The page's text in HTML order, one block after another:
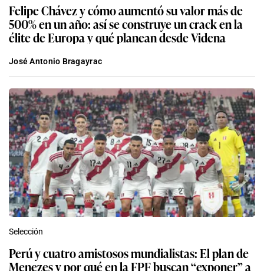
Felipe Chávez y cómo aumentó su valor más de
500% en un año: así se construye un crack en la
élite de Europa y qué planean desde Videna
José Antonio Bragayrac
Selección
Perú y cuatro amistosos mundialistas: El plan de
Menezes y por qué en la FPF buscan “exponer” a